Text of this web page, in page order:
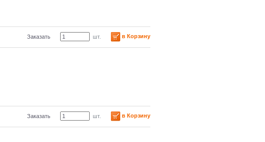
Заказать шт. в Корзину
Заказать шт. в Корзину